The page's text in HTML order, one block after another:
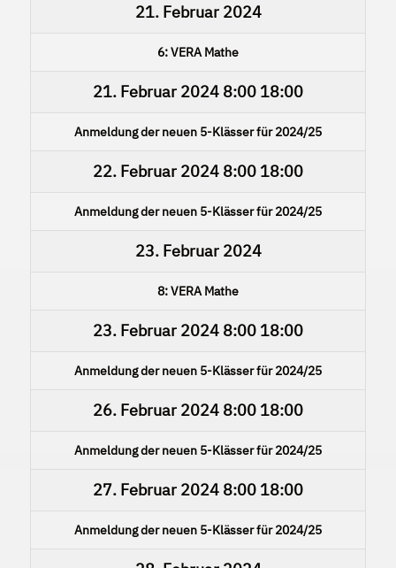
21. Februar 2024
6: VERA Mathe
21. Februar 2024 8:00 18:00
Anmeldung der neuen 5-Klässer für 2024/25
22. Februar 2024 8:00 18:00
Anmeldung der neuen 5-Klässer für 2024/25
23. Februar 2024
8: VERA Mathe
23. Februar 2024 8:00 18:00
Anmeldung der neuen 5-Klässer für 2024/25
26. Februar 2024 8:00 18:00
Anmeldung der neuen 5-Klässer für 2024/25
27. Februar 2024 8:00 18:00
Anmeldung der neuen 5-Klässer für 2024/25